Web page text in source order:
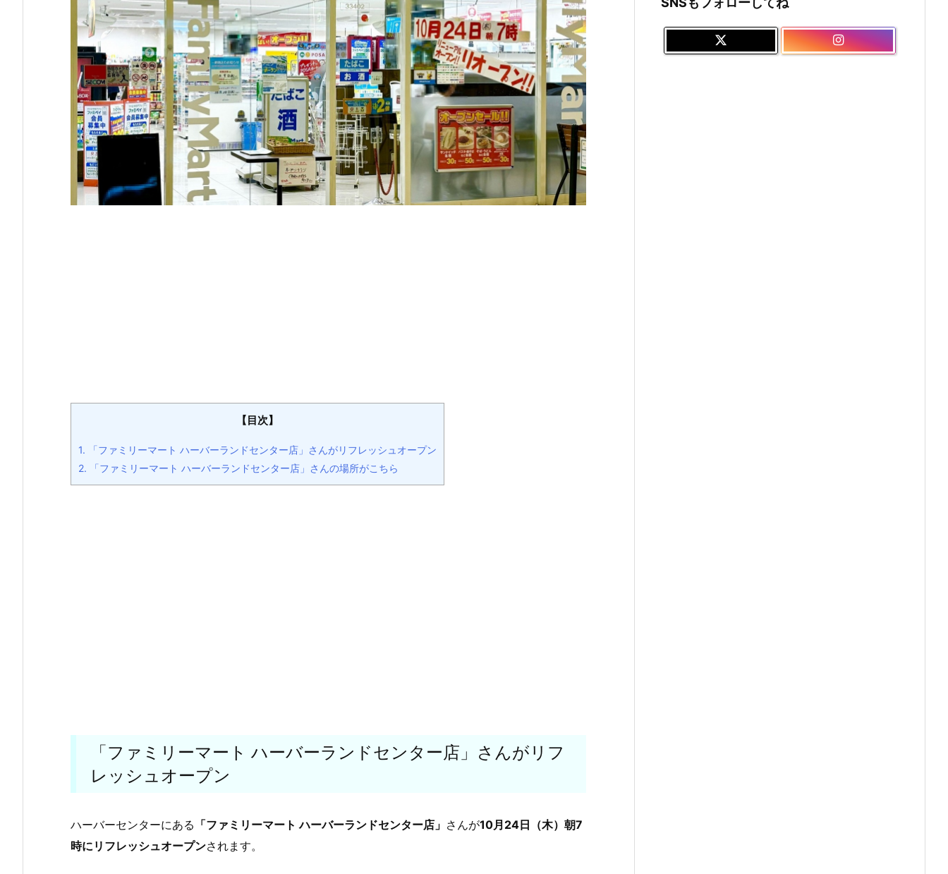
【目次】
1. 「ファミリーマート ハーバーランドセンター店」さんがリフレッシュオープン
2. 「ファミリーマート ハーバーランドセンター店」さんの場所がこちら
「ファミリーマート ハーバーランドセンター店」さんがリフ
レッシュオープン
ハーバーセンターにある 「ファミリーマート ハーバーランドセンター店」 さんが10月24日（木）朝7
時にリフレッシュオープンされます。